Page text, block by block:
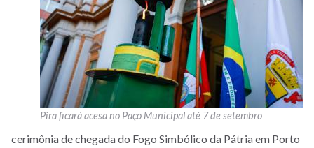
Pira ficará acesa no Paço Municipal até 7 de setembro
cerimônia de chegada do Fogo Simbólico da Pátria em Porto